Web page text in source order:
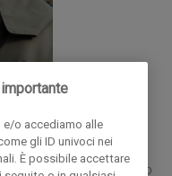
paese», così Roberto
o accediamo alle
gli ID univoci nei
È possibile accettare